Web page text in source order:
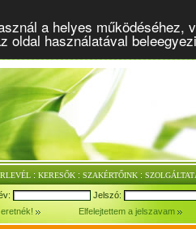
a helyes
oldal használatával
: KERESŐK : SZAKÉRTŐINK :
Jelszó:
Elfelejtettem a jelszavam